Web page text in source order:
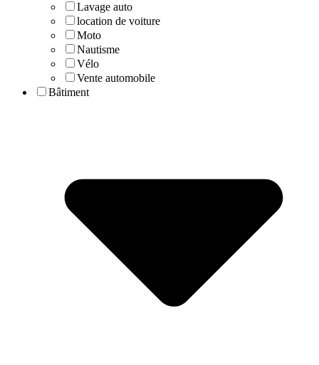
Lavage auto
location de voiture
Moto
Nautisme
Vélo
Vente automobile
Bâtiment